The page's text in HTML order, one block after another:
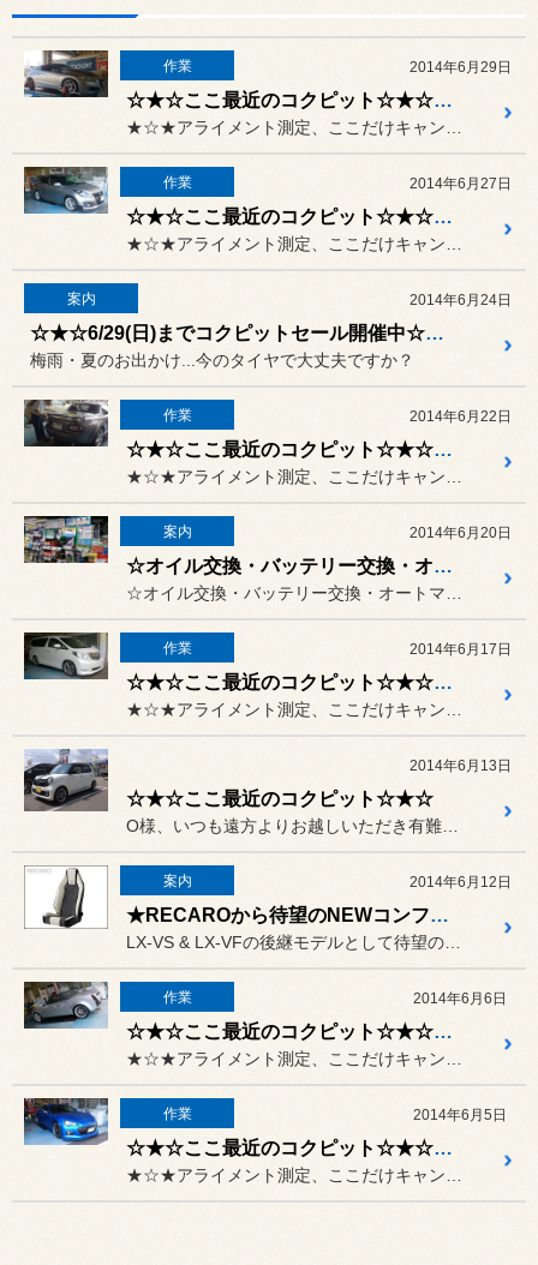
作業 2014年6月29日
☆★☆ここ最近のコクピット☆★☆ 20140629
作業 2014年6月27日
☆★☆ここ最近のコクピット☆★☆ 20140627
案内 2014年6月24日
☆★☆6/29(日)までコクピットセール開催中☆★☆
梅雨・夏のお出かけ...今のタイヤで大丈夫ですか？
作業 2014年6月22日
☆★☆ここ最近のコクピット☆★☆ 20140622
案内 2014年6月20日
☆オイル交換・バッテリー交換・オートマオイル交換もやってます☆
作業 2014年6月17日
☆★☆ここ最近のコクピット☆★☆ 20140616
2014年6月13日
☆★☆ここ最近のコクピット☆★☆
案内 2014年6月12日
★RECAROから待望のNEWコンフォートモデルDEBUT★
作業 2014年6月6日
☆★☆ここ最近のコクピット☆★☆ 20140606
作業 2014年6月5日
☆★☆ここ最近のコクピット☆★☆ 20140605